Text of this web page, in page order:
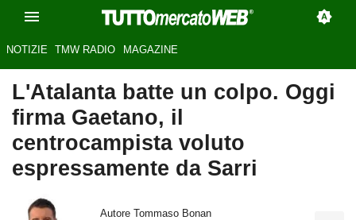
NOTIZIE TMW RADIO MAGAZINE
L'Atalanta batte un colpo. Oggi
firma Gaetano, il
centrocampista voluto
espressamente da Sarri
Autore
Tommaso Bonan